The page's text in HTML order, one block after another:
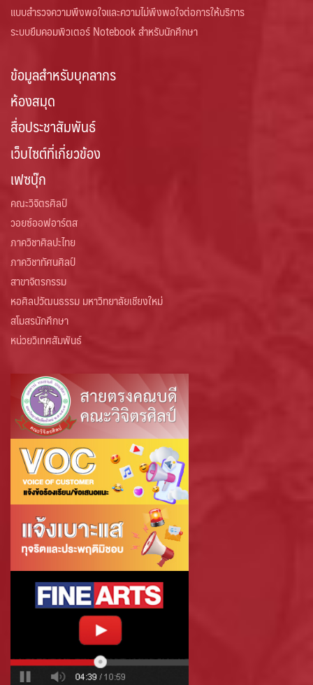
แบบสำรวจความพึงพอใจและความไม่พึงพอใจต่อการให้บริการ
ระบบยืมคอมพิวเตอร์ Notebook สำหรับนักศึกษา
ข้อมูลสำหรับบุคลากร
ห้องสมุด
สื่อประชาสัมพันธ์
เว็บไซต์ที่เกี่ยวข้อง
เฟซบุ๊ก
คณะวิจิตรศิลป์
วอยซ์ออฟอาร์ตส
ภาควิชาศิลปะไทย
ภาควิชาทัศนศิลป์
สาขาจิตรกรรม
หอศิลปวัฒนธรรม มหาวิทยาลัยเชียงใหม่
สโมสรนักศึกษา
หน่วยวิเทศสัมพันธ์